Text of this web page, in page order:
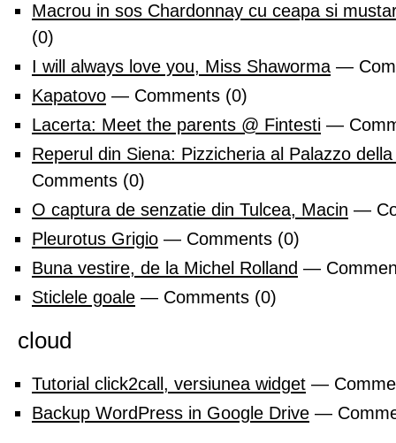
Macrou in sos Chardonnay cu ceapa si
(0)
I will always love you, Miss Shaworma —
Kapatovo — Comments (0)
Lacerta: Meet the parents @ Fintesti —
Reperul din Siena: Pizzicheria al Palazzo
Comments (0)
O captura de senzatie din Tulcea, Macin —
Pleurotus Grigio — Comments (0)
Buna vestire, de la Michel Rolland —
Sticlele goale — Comments (0)
cloud
Tutorial click2call, versiunea widget —
Backup WordPress in Google Drive —